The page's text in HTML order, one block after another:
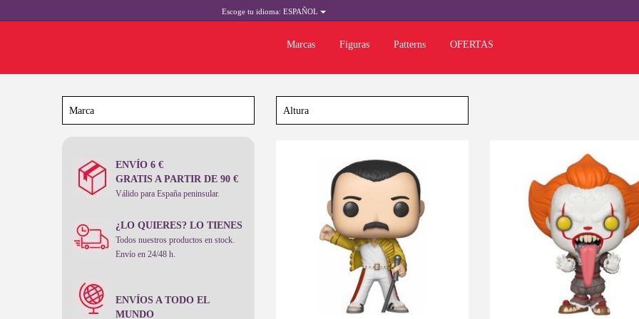
Escoge tu idioma: ESPAÑOL
Marcas Figuras Patterns OFERTAS
ENVÍO 6 €
GRATIS A PARTIR DE 90 €
Válido para España peninsular.
¿LO QUIERES? LO TIENES
Todos nuestros productos en stock.
Envío en 24/48 h.
ENVÍOS A TODO EL
MUNDO